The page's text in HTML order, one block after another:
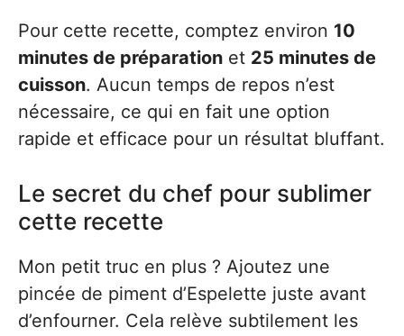
Pour cette recette, comptez environ 10
minutes de préparation et 25 minutes de
cuisson. Aucun temps de repos n’est
nécessaire, ce qui en fait une option
rapide et efficace pour un résultat bluffant.
Le secret du chef pour sublimer
cette recette
Mon petit truc en plus ? Ajoutez une
pincée de piment d’Espelette juste avant
d’enfourner. Cela relève subtilement les